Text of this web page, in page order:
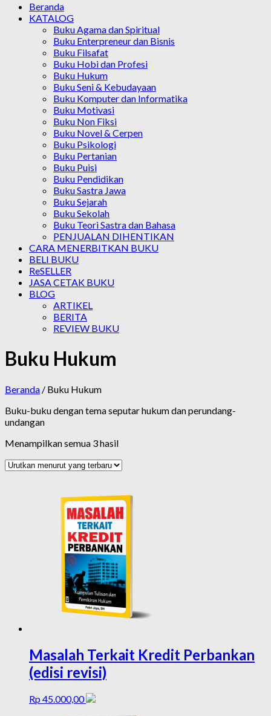
Beranda
KATALOG
Buku Agama dan Spiritual
Buku Enterpreneur dan Bisnis
Buku Filsafat
Buku Hobi dan Profesi
Buku Hukum
Buku Seni & Kebudayaan
Buku Komputer dan Informatika
Buku Motivasi
Buku Non Fiksi
Buku Novel & Cerpen
Buku Psikologi
Buku Pertanian
Buku Puisi
Buku Pendidikan
Buku Sastra Jawa
Buku Sejarah
Buku Sekolah
Buku Teori Sastra dan Bahasa
PENJUALAN DIHENTIKAN
CARA MENERBITKAN BUKU
BELI BUKU
ReSELLER
JASA CETAK BUKU
BLOG
ARTIKEL
BERITA
REVIEW BUKU
Buku Hukum
Beranda / Buku Hukum
Buku-buku dengan tema seputar hukum dan perundang-
undangan
Menampilkan semua 3 hasilDiurutkan
yang
Masalah Terkait Kredit Perbankan
(edisi revisi)
Rp 45.000,00